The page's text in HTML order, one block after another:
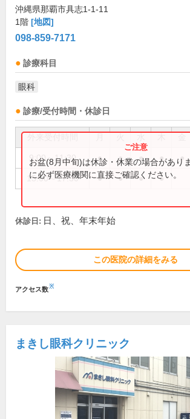
沖縄県那覇市具志1-1-11
1階 [地図]
098-859-7171
診療科目
眼科
診療/受付時間・休診日
9:00～11:30 ● ● ● ● ●
15:00～17:30 ● ● ● ●
お盆(8月中旬)は休診・休業の場合があり
に必ず医療機関に直接ご確認ください。
休診日: 日、祝、年末年始
この医院の詳細をみる
アクセス数※
まきし眼科クリニック